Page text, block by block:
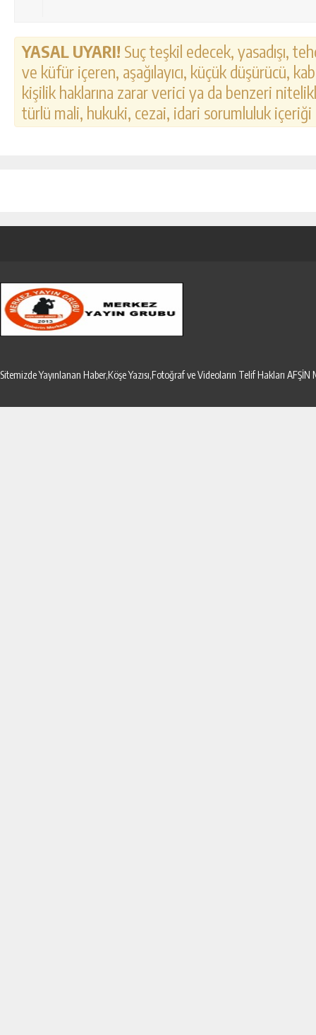
YASAL UYARI! Suç teşkil edecek, yasadışı,
ve küfür içeren, aşağılayıcı, küçük düşürücü,
kişilik haklarına zarar verici ya da benzeri
türlü mali, hukuki, cezai, idari sorumluluk
Sitemizde Yayınlanan Haber,Köşe Yazısı,Fotoğraf ve Videoların Telif Hakları